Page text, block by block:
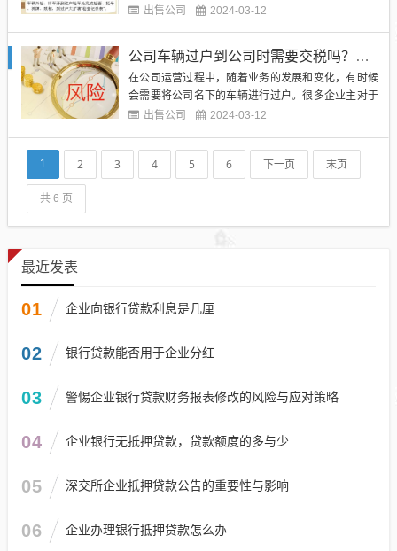
给个人名下。这种情况通常发生在公司车辆使用年限
用和手续。（图片来源网络，侵删）要了解公司车辆
过户给个人名下的具体费用...
出售公司 2024-03-12
公司车辆过户到公司时需要交税吗？如何规避不及时缴纳税款的风险？
在公司运营过程中，随着业务的发展和变化，有时候
会需要将公司名下的车辆进行过户。很多企业主对于
公司车辆过户时是否需要交税存在着疑惑。事实上，
纳税款的。如果不及时缴纳税款，可能会导致各种不
良后果，甚至会影响公司的正常运营。（图片来源网
络，侵删）让我们了解一下...
出售公司 2024-03-12
1 2 3 4 5 6 下一页 末页
共 6 页
最近发表
01 企业向银行贷款利息是几厘
02 银行贷款能否用于企业分红
03 警惕企业银行贷款财务报表修改的风险与应对策略
04 企业银行无抵押贷款，贷款额度的多与少
05 深交所企业抵押贷款公告的重要性与影响
06 企业办理银行抵押贷款怎么办